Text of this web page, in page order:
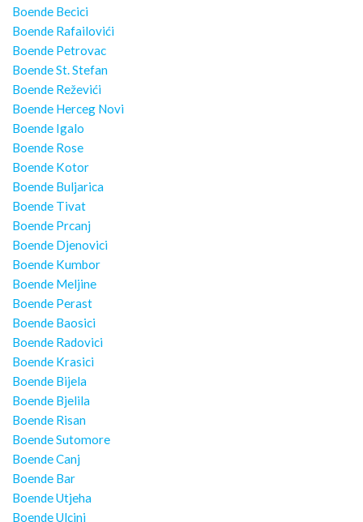
Boende Becici
Boende Rafailovići
Boende Petrovac
Boende St. Stefan
Boende Reževići
Boende Herceg Novi
Boende Igalo
Boende Rose
Boende Kotor
Boende Buljarica
Boende Tivat
Boende Prcanj
Boende Djenovici
Boende Kumbor
Boende Meljine
Boende Perast
Boende Baosici
Boende Radovici
Boende Krasici
Boende Bijela
Boende Bjelila
Boende Risan
Boende Sutomore
Boende Canj
Boende Bar
Boende Utjeha
Boende Ulcinj